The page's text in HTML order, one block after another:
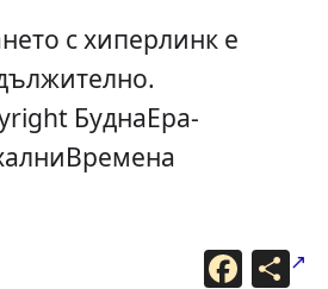
с хиперлинк е
БуднаEра-
F
a
С
п